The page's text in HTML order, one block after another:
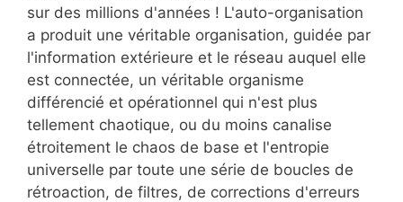
sur des millions d'années ! L'auto-organisation
a produit une véritable organisation, guidée par
l'information extérieure et le réseau auquel elle
est connectée, un véritable organisme
différencié et opérationnel qui n'est plus
tellement chaotique, ou du moins canalise
étroitement le chaos de base et l'entropie
universelle par toute une série de boucles de
rétroaction, de filtres, de corrections d'erreurs